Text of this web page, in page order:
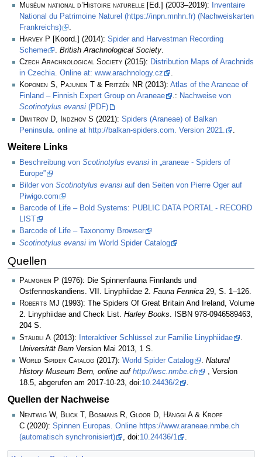
Muséum national d’Histoire naturelle [Ed.] (2003–2019):
Inventaire
National du Patrimoine Naturel (https://inpn.mnhn.fr) (Nachweiskarten
Frankreichs)
Harvey P [Koord.] (2014): Spider and Harvestman Recording
Scheme
. British Arachnological Society.
Czech Arachnological Society (2015): Distribution Maps of Arachnids
in Czechia. Online at: www.arachnology.cz
.
Koponen S, Pajunen T & Fritzén NR (2013): Atlas of the Araneae of
Finland – Finnish Expert Group on Araneae
.: Nachweise von
Scotinotylus evansi (PDF)
Dimitrov D, Indzhov S (2021): Spiders (Araneae) of Balkan
Peninsula. online at http://balkan-spiders.com. Version 2021.
Weitere Links
Beschreibung von Scotinotylus evansi in „araneae - Spiders of
Europe”
Bilder von Scotinotylus evansi auf den Seiten von Pierre Oger auf
Piwigo.com
Barcode of Life – Bold Systems: PUBLIC DATA PORTAL - RECORD
LIST
Barcode of Life – Taxonomy Browser
Scotinotylus evansi im World Spider Catalog
Quellen
Palmgren P (1976): Die Spinnenfauna Finnlands und
Ostfennoskandiens. VII. Linyphiidae 2. Fauna Fennica 29, S. 1–126.
Roberts MJ (1993): The Spiders Of Great Britain And Ireland, Volume
2. Linyphiidae and Check List. Harley Books. ISBN 978-0946589463,
204 S.
Stäubli A (2013): Interaktiver Schlüssel zur Familie Linyphiidae
Universität Bern Version Mai 2013, 1 S.
World Spider Catalog (2017): World Spider Catalog . Natural
History Museum Bern, online auf http://wsc.nmbe.ch
, Version
18.5, abgerufen am 2017-10-23, doi:10.24436/2 .
Quellen der Nachweise
Nentwig W, Blick T, Bosmans R, Gloor D, Hänggi A & Kropf
C (2020): Spinnen Europas. Online https://www.araneae.nmbe.ch
(automatisch synchronisiert)
, doi:10.24436/1 .